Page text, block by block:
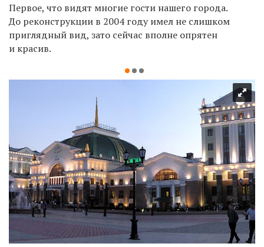
Первое, что видят многие гости нашего города.
До реконструкции в 2004 году имел не слишком
приглядный вид, зато сейчас вполне опрятен
и красив.